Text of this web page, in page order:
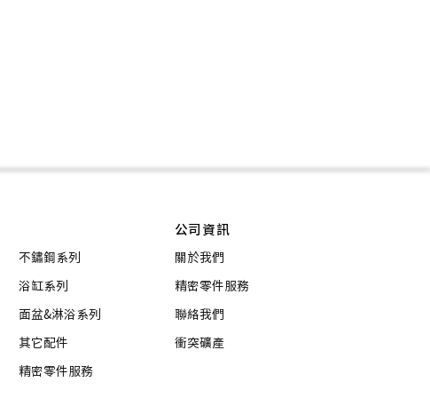
不鏽鋼系列
浴缸系列
面盆&淋浴系列
其它配件
精密零件服務
公司資訊
關於我們
精密零件服務
聯絡我們
衝突礦產